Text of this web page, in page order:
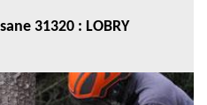
31320 : LOBRY